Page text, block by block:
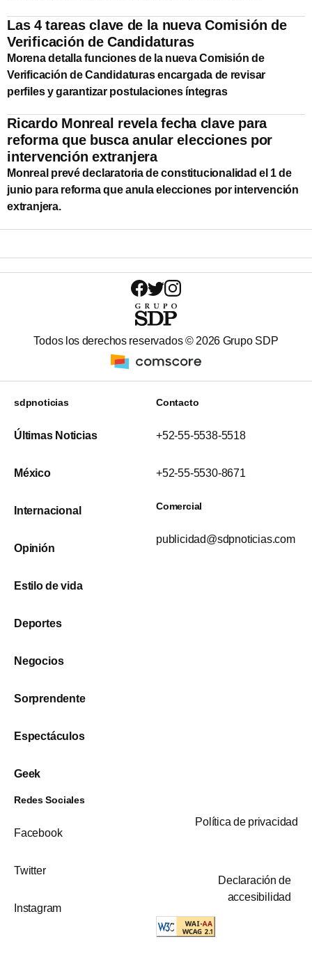
Las 4 tareas clave de la nueva Comisión de
Verificación de Candidaturas
Morena detalla funciones de la nueva Comisión de
Verificación de Candidaturas encargada de revisar
perfiles y garantizar postulaciones íntegras
Ricardo Monreal revela fecha clave para
reforma que busca anular elecciones por
intervención extranjera
Monreal prevé declaratoria de constitucionalidad el 1 de
junio para reforma que anula elecciones por intervención
extranjera.
Todos los derechos reservados ©2026 Grupo SDP
sdpnoticias
Últimas Noticias
México
Internacional
Opinión
Estilo de vida
Deportes
Negocios
Sorprendente
Espectáculos
Geek
Contacto
+52-55-5538-5518
+52-55-5530-8671
Comercial
publicidad@sdpnoticias.com
Redes Sociales
Facebook
Twitter
Instagram
Política de privacidad
Declaración de
accesibilidad